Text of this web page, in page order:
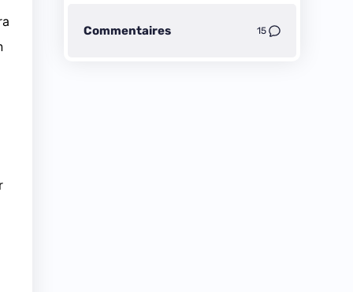
Commentaires 15